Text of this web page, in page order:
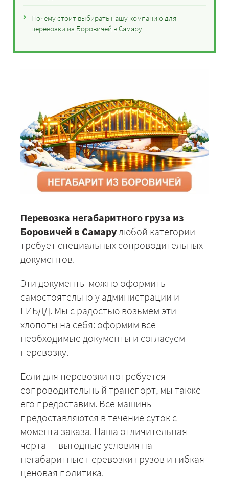
Почему стоит выбирать нашу компанию для
перевозки из Боровичей в Самару
Перевозка негабаритного груза из
Боровичей в Самарулюбой категории
требует специальных сопроводительных
документов.
Эти документы можно оформить
самостоятельно у администрации и
ГИБДД. Мы с радостью возьмем эти
хлопоты на себя: оформим все
необходимые документы и согласуем
перевозку.
Если для перевозки потребуется
сопроводительный транспорт, мы также
его предоставим. Все машины
предоставляются в течение суток с
момента заказа. Наша отличительная
черта — выгодные условия на
негабаритные перевозки грузов и гибкая
ценовая политика.